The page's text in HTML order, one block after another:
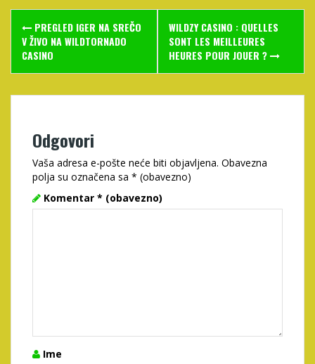
Post
navigation
PREGLED IGER NA SREČO
V ŽIVO NA WILDTORNADO
CASINO
WILDZY CASINO : QUELLES
SONT LES MEILLEURES
HEURES POUR JOUER ?
Odgovori
Vaša adresa e-pošte neće biti objavljena. Obavezna
polja su označena sa * (obavezno)
Komentar * (obavezno)
Ime